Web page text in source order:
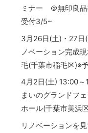
ミナー ＠無印良品
受付3/5~
3月26日(土)・27
ノベーション完成
毛(千葉市稲毛区)※
4月2日(土) 13:00
まいのグランドフ
ホール(千葉市美浜
リノベーションを